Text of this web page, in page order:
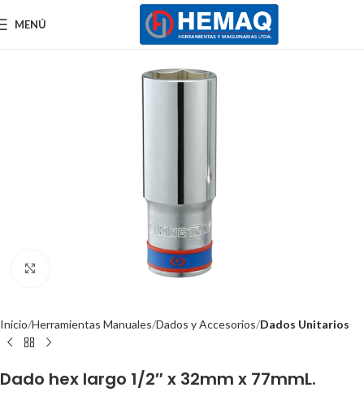
MENÚ
Inicio Herramientas Manuales Dados y Accesorios Dados Unitarios
Dado hex largo 1/2″ x 32mm x 77mmL.